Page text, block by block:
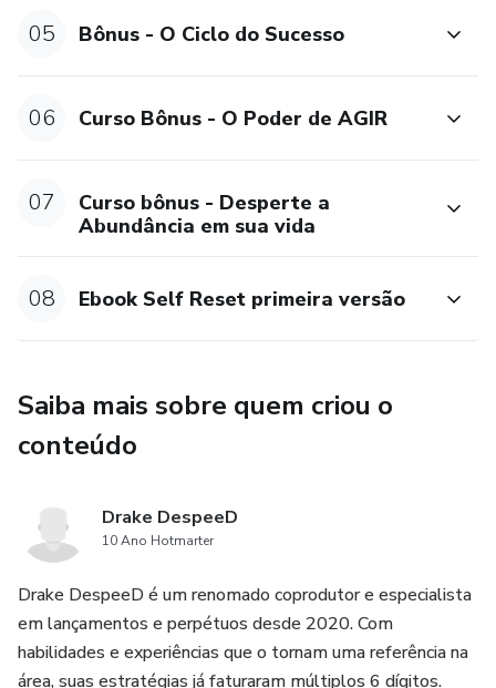
05 Bônus - O Ciclo do Sucesso
06 Curso Bônus - O Poder de AGIR
07
Curso bônus - Desperte a
Abundância em sua vida
08 Ebook Self Reset primeira versão
Saiba mais sobre quem criou o
conteúdo
Drake DespeeD
10 Ano Hotmarter
Drake DespeeD é um renomado coprodutor e especialista
em lançamentos e perpétuos desde 2020. Com
habilidades e experiências que o tornam uma referência na
área, suas estratégias já faturaram múltiplos 6 dígitos.